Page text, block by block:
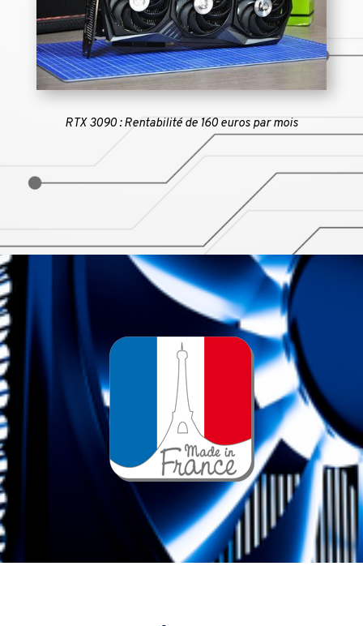
RTX 3090 : Rentabilité de 160 euros par mois